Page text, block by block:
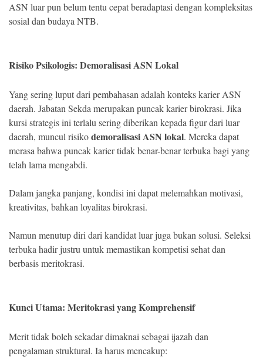
ASN luar pun belum tentu cepat beradaptasi dengan kompleksitas
sosial dan budaya NTB.
Risiko Psikologis: Demoralisasi ASN Lokal
Yang sering luput dari pembahasan adalah konteks karier ASN
daerah. Jabatan Sekda merupakan puncak karier birokrasi. Jika
kursi strategis ini terlalu sering diberikan kepada figur dari luar
daerah, muncul risikodemoralisasi ASN lokal. Mereka dapat
merasa bahwa puncak karier tidak benar-benar terbuka bagi yang
telah lama mengabdi.
Dalam jangka panjang, kondisi ini dapat melemahkan motivasi,
kreativitas, bahkan loyalitas birokrasi.
Namun menutup diri dari kandidat luar juga bukan solusi. Seleksi
terbuka hadir justru untuk memastikan kompetisi sehat dan
berbasis meritokrasi.
Kunci Utama: Meritokrasi yang Komprehensif
Merit tidak boleh sekadar dimaknai sebagai ijazah dan
pengalaman struktural. Ia harus mencakup: